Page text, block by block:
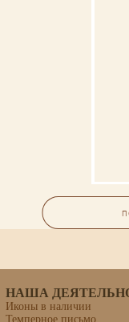
НАША
Иконы в наличии
Темперное письмо